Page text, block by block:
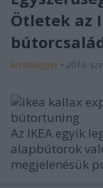
Ötletek az
kreablogger • 2016.
Az IKEA egyik
alapbútorok
megjelenésük